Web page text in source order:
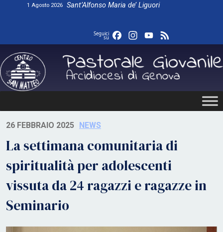
1 Agosto 2026 Sant’Alfonso Maria de’ Liguori
Seguici
su FacebookInstagram
YouTube
26 FEBBRAIO 2025 NEWS
La settimana comunitaria di
spiritualità per adolescenti
vissuta da 24 ragazzi e ragazze in
Seminario